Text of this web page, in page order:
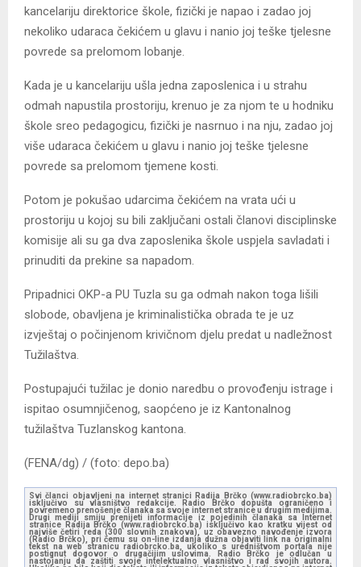
kancelariju direktorice škole, fizički je napao i zadao joj
nekoliko udaraca čekićem u glavu i nanio joj teške tjelesne
povrede sa prelomom lobanje.
Kada je u kancelariju ušla jedna zaposlenica i u strahu
odmah napustila prostoriju, krenuo je za njom te u hodniku
škole sreo pedagogicu, fizički je nasrnuo i na nju, zadao joj
više udaraca čekićem u glavu i nanio joj teške tjelesne
povrede sa prelomom tjemene kosti.
Potom je pokušao udarcima čekićem na vrata ući u
prostoriju u kojoj su bili zaključani ostali članovi disciplinske
komisije ali su ga dva zaposlenika škole uspjela savladati i
prinuditi da prekine sa napadom.
Pripadnici OKP-a PU Tuzla su ga odmah nakon toga lišili
slobode, obavljena je kriminalistička obrada te je uz
izvještaj o počinjenom krivičnom djelu predat u nadležnost
Tužilaštva.
Postupajući tužilac je donio naredbu o provođenju istrage i
ispitao osumnjičenog, saopćeno je iz Kantonalnog
tužilaštva Tuzlanskog kantona.
(FENA/dg) / (foto: depo.ba)
Svi članci objavljeni na internet stranici Radija Brčko (www.radiobrcko.ba)
isključivo su vlasništvo redakcije. Radio Brčko dopušta ograničeno i
povremeno prenošenje članaka sa svoje internet stranice u drugim medijima.
Drugi mediji smiju prenijeti informacije iz pojedinih članaka sa Internet
stranice Radija Brčko (www.radiobrcko.ba) isključivo kao kratku vijest od
najviše četiri reda (300 slovnih znakova), uz obavezno navođenje izvora
(Radio Brčko), pri čemu su on-line izdanja dužna objaviti link na originalni
tekst na web stranicu radiobrcko.ba, ukoliko s uredništvom portala nije
postignut dogovor o drugačijim uslovima. Radio Brčko je odlučan u
nastojanju da zaštiti svoje intelektualno vlasništvo i rad svojih autora.